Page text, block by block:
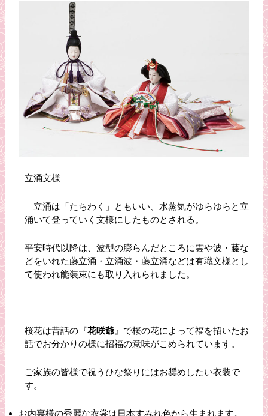
立涌文様
立涌は「たちわく」ともいい、水蒸気がゆらゆらと立
涌いて登っていく文様にしたものとされる。
平安時代以降は、波型の膨らんだところに雲や波・藤な
どをいれた藤立涌・立涌波・藤立涌などは有職文様とし
て使われ能装束にも取り入れられました。
桜花は昔話の『花咲爺 』で桜の花によって福を招いたお
話でお分かりの様に招福の意味がこめられています。
ご家族の皆様で祝うひな祭りにはお奨めしたい衣装で
す。
お内裏様の秀麗な衣裳は日本すみれ色から生まれます。